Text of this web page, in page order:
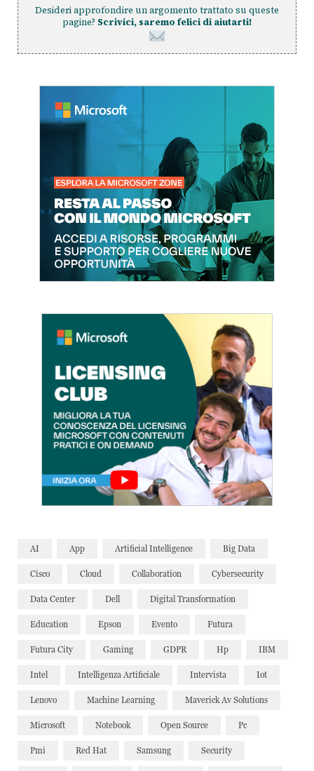
Desideri approfondire un argomento trattato su queste
pagine? Scrivici, saremo felici di aiutarti!
AI App Artificial Intelligence Big Data
Cisco Cloud Collaboration Cybersecurity
Data Center Dell Digital Transformation
Education Epson Evento Futura
Futura City Gaming GDPR Hp IBM
Intel Intelligenza Artificiale Intervista Iot
Lenovo Machine Learning Maverick Av Solutions
Microsoft Notebook Open Source Pc
Pmi Red Hat Samsung Security